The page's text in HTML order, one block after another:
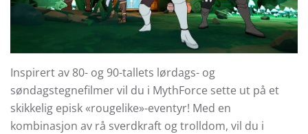
Inspirert av 80- og 90-tallets lørdags- og
søndagstegnefilmer vil du i MythForce sette ut på et
skikkelig episk «rougelike»-eventyr! Med en
kombinasjon av rå sverdkraft og trolldom, vil du i